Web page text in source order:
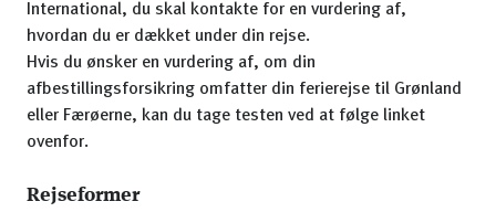
International, du skal kontakte for en vurdering af,
hvordan du er dækket under din rejse.
Hvis du ønsker en vurdering af, om din
afbestillingsforsikring omfatter din ferierejse til Grønland
eller Færøerne, kan du tage testen ved at følge linket
ovenfor.
Rejseformer